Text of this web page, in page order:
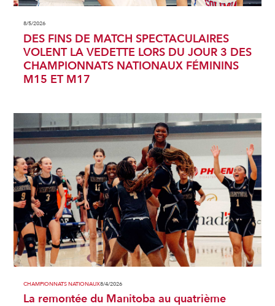
8/5/2026
DES FINS DE MATCH SPECTACULAIRES
VOLENT LA VEDETTE LORS DU JOUR 3 DES
CHAMPIONNATS NATIONAUX FÉMININS
M15 ET M17
CHAMPIONNATS NATIONAUX8/4/2026
La remontée du Manitoba au quatrième